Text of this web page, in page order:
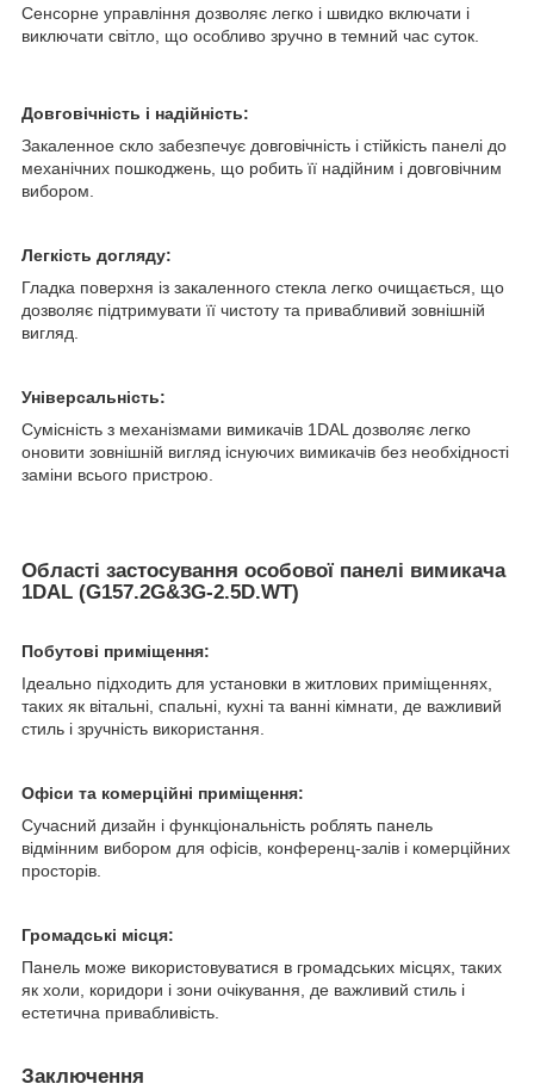
Сенсорне управління дозволяє легко і швидко включати і
виключати світло, що особливо зручно в темний час суток.
Довговічність і надійність:
Закаленное скло забезпечує довговічність і стійкість панелі до
механічних пошкоджень, що робить її надійним і довговічним
вибором.
Легкість догляду:
Гладка поверхня із закаленного стекла легко очищається, що
дозволяє підтримувати її чистоту та привабливий зовнішній
вигляд.
Універсальність:
Сумісність з механізмами вимикачів 1DAL дозволяє легко
оновити зовнішній вигляд існуючих вимикачів без необхідності
заміни всього пристрою.
Області застосування особової панелі вимикача
1DAL (G157.2G&3G-2.5D.WT)
Побутові приміщення:
Ідеально підходить для установки в житлових приміщеннях,
таких як вітальні, спальні, кухні та ванні кімнати, де важливий
стиль і зручність використання.
Офіси та комерційні приміщення:
Сучасний дизайн і функціональність роблять панель
відмінним вибором для офісів, конференц-залів і комерційних
просторів.
Громадські місця:
Панель може використовуватися в громадських місцях, таких
як холи, коридори і зони очікування, де важливий стиль і
естетична привабливість.
Заключення